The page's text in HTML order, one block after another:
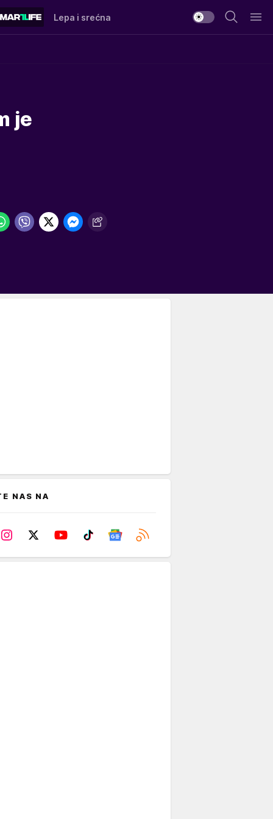
Lepa i srećna
je
NAS NA